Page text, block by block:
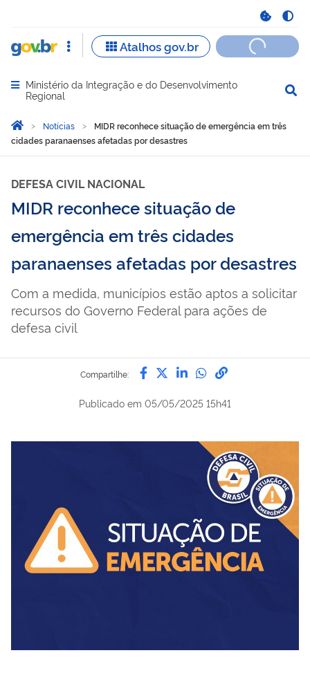
Abrir menu principal de navegação
Ministério da Integração e do Desenvolvimento
Regional
Você está aqui:
Página Inicial
Notícias
MIDR reconhece situação de emergência em três
cidades paranaenses afetadas por desastres
DEFESA CIVIL NACIONAL
MIDR reconhece situação de
emergência em três cidades
paranaenses afetadas por desastres
Com a medida, municípios estão aptos a solicitar
recursos do Governo Federal para ações de
defesa civil
Compartilhe: Compartilhe por Facebook
Compartilhe por Twitter
Compartilhe por
Compartilhe
link para
Publicado em 05/05/2025 15h41